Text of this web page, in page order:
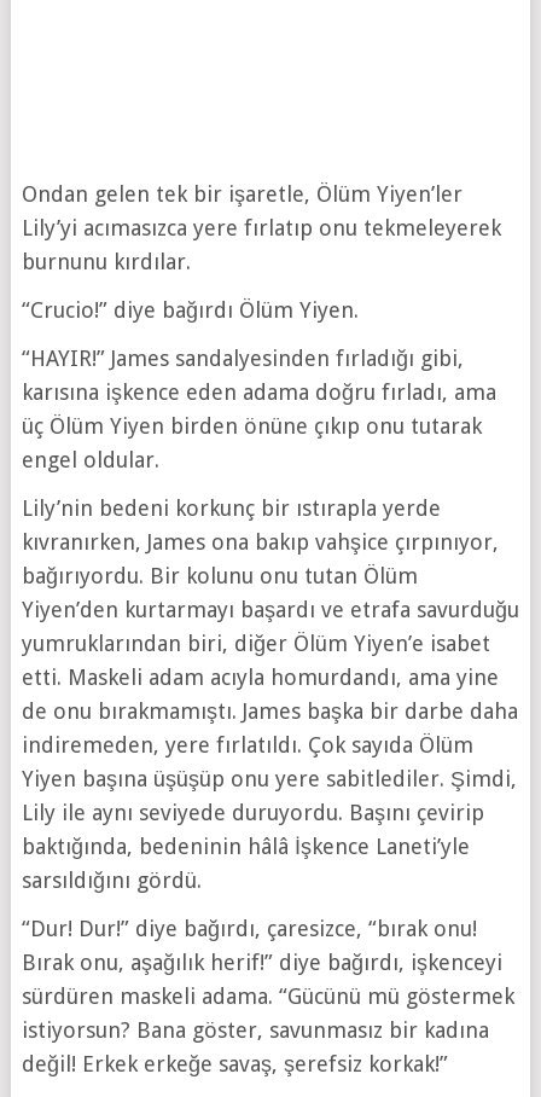
Ondan gelen tek bir işaretle, Ölüm Yiyen’ler
Lily’yi acımasızca yere fırlatıp onu tekmeleyerek
burnunu kırdılar.
“Crucio!” diye bağırdı Ölüm Yiyen.
“HAYIR!” James sandalyesinden fırladığı gibi,
karısına işkence eden adama doğru fırladı, ama
üç Ölüm Yiyen birden önüne çıkıp onu tutarak
engel oldular.
Lily’nin bedeni korkunç bir ıstırapla yerde
kıvranırken, James ona bakıp vahşice çırpınıyor,
bağırıyordu. Bir kolunu onu tutan Ölüm
Yiyen’den kurtarmayı başardı ve etrafa savurduğu
yumruklarından biri, diğer Ölüm Yiyen’e isabet
etti. Maskeli adam acıyla homurdandı, ama yine
de onu bırakmamıştı. James başka bir darbe daha
indiremeden, yere fırlatıldı. Çok sayıda Ölüm
Yiyen başına üşüşüp onu yere sabitlediler. Şimdi,
Lily ile aynı seviyede duruyordu. Başını çevirip
baktığında, bedeninin hâlâ İşkence Laneti’yle
sarsıldığını gördü.
“Dur! Dur!” diye bağırdı, çaresizce, “bırak onu!
Bırak onu, aşağılık herif!” diye bağırdı, işkenceyi
sürdüren maskeli adama. “Gücünü mü göstermek
istiyorsun? Bana göster, savunmasız bir kadına
değil! Erkek erkeğe savaş, şerefsiz korkak!”